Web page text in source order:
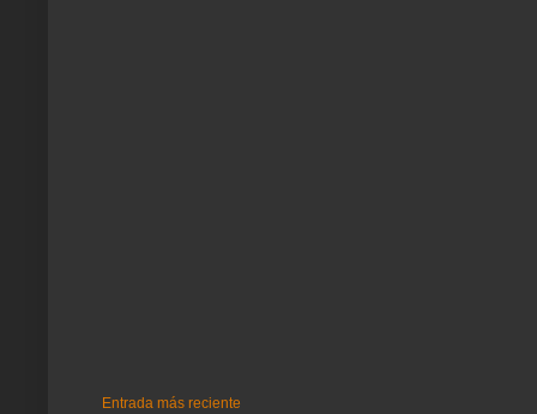
Entrada más reciente